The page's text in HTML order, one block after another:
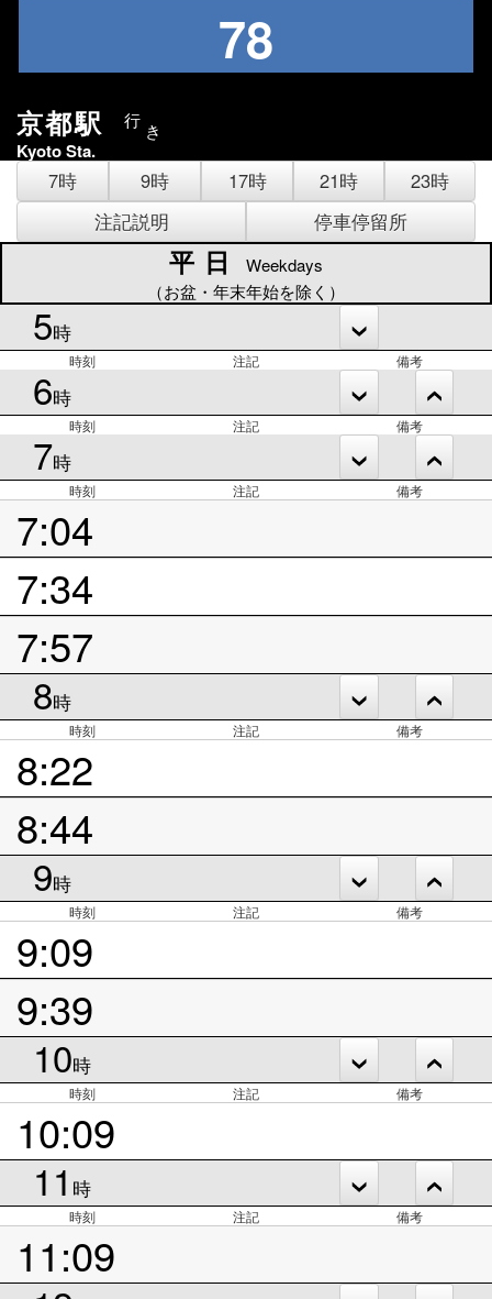
78
京都駅 行 き
Kyoto Sta.
7時 9時 17時 21時
23時
注記説明
停車停留所
平日
Weekdays
（お盆・年末年始を除く）
5時
時刻 注記 備考
6時
時刻 注記 備考
7時
時刻 注記 備考
7:04
7:34
7:57
8時
時刻 注記 備考
8:22
8:44
9時
時刻 注記 備考
9:09
9:39
10時
時刻 注記 備考
10:09
11 時
時刻 注記 備考
11:09